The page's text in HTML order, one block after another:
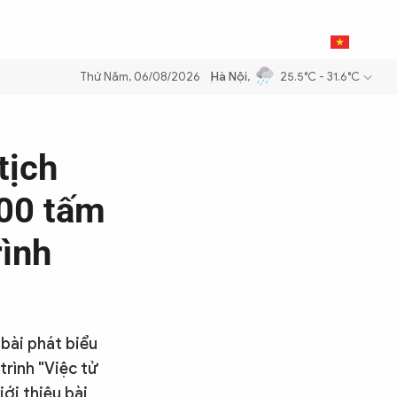
dầu để đảm bảo an ninh năng lượng quốc gia Thực hiện Nghị
Thứ Năm, 06/08/2026 Hà Nội, 25.5°C - 31.6°C
tấm
phát biểu
"Việc tử